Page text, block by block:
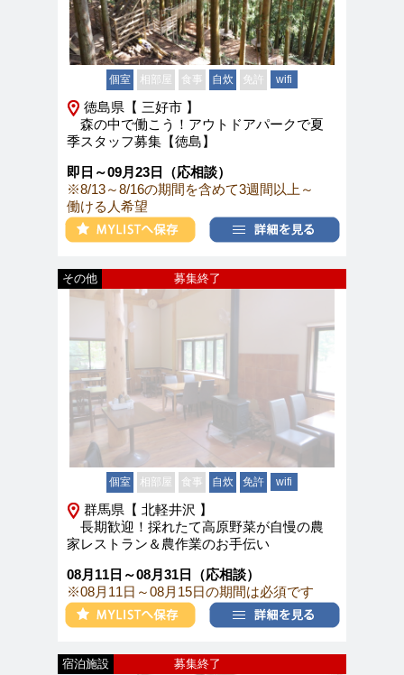
個室 相部屋 食事 自炊 免許 wifi
徳島県【 三好市 】
森の中で働こう！アウトドアパークで夏
季スタッフ募集【徳島】
即日～09月23日（応相談）
※8/13～8/16の期間を含めて3週間以上～
働ける人希望
募集終了
その他
個室 相部屋 食事 自炊 免許 wifi
群馬県【 北軽井沢 】
長期歓迎！採れたて高原野菜が自慢の農
家レストラン＆農作業のお手伝い
08月11日～08月31日（応相談）
※08月11日～08月15日の期間は必須です
募集終了
宿泊施設